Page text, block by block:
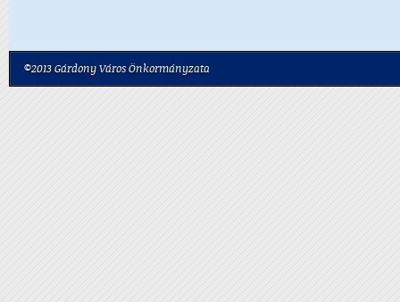
©2013 Gárdony Város Önkormányzata